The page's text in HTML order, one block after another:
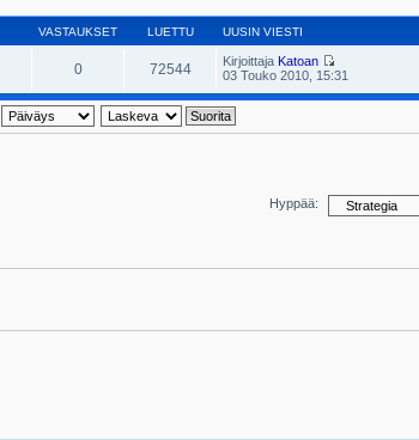
VASTAUKSET LUETTU UUSIN VIESTI
0 72544 Kirjoittaja Katoan
03 Touko 2010, 15:31
Hyppää: